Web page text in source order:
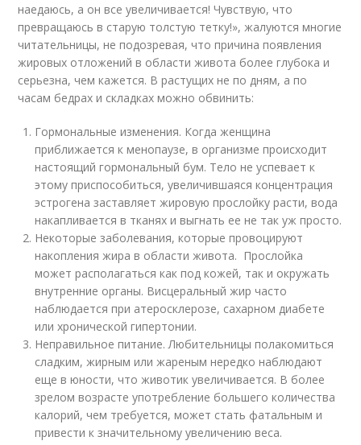
наедаюсь, а он все увеличивается! Чувствую, что
превращаюсь в старую толстую тетку!», жалуются многие
читательницы, не подозревая, что причина появления
жировых отложений в области живота более глубока и
серьезна, чем кажется. В растущих не по дням, а по
часам бедрах и складках можно обвинить:
Гормональные изменения. Когда женщина
приближается к менопаузе, в организме происходит
настоящий гормональный бум. Тело не успевает к
этому приспособиться, увеличившаяся концентрация
эстрогена заставляет жировую прослойку расти, вода
накапливается в тканях и выгнать ее не так уж просто.
Некоторые заболевания, которые провоцируют
накопления жира в области живота. Прослойка
может располагаться как под кожей, так и окружать
внутренние органы. Висцеральный жир часто
наблюдается при атеросклерозе, сахарном диабете
или хронической гипертонии.
Неправильное питание. Любительницы полакомиться
сладким, жирным или жареным нередко наблюдают
еще в юности, что животик увеличивается. В более
зрелом возрасте употребление большего количества
калорий, чем требуется, может стать фатальным и
привести к значительному увеличению веса.